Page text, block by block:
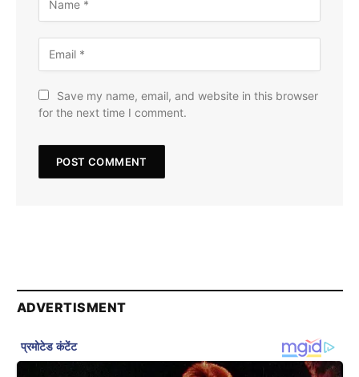
Save my name, email, and website in this browser
for the next time I comment.
ADVERTISMENT